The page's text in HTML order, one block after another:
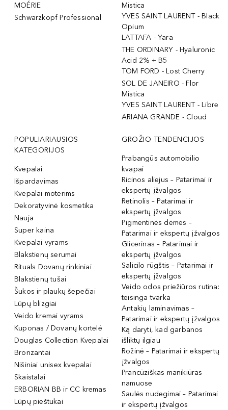
MOÉRIE
Schwarzkopf Professional
Mistica
YVES SAINT LAURENT - Black
Opium
LATTAFA - Yara
THE ORDINARY - Hyaluronic
Acid 2% + B5
TOM FORD - Lost Cherry
SOL DE JANEIRO - Flor
Mistica
YVES SAINT LAURENT - Libre
ARIANA GRANDE - Cloud
POPULIARIAUSIOS
KATEGORIJOS
Kvepalai
Išpardavimas
Kvepalai moterims
Dekoratyvinė kosmetika
Nauja
Super kaina
Kvepalai vyrams
Blakstienų serumai
Rituals Dovanų rinkiniai
Blakstienų tušai
Šukos ir plaukų šepečiai
Lūpų blizgiai
Veido kremai vyrams
Kuponas / Dovanų kortelė
Douglas Collection Kvepalai
Bronzantai
Nišiniai unisex kvepalai
Skaistalai
ERBORIAN BB ir CC kremas
Lūpų pieštukai
GROŽIO TENDENCIJOS
Prabangūs automobilio
kvapai
Ricinos aliejus – Patarimai ir
ekspertų įžvalgos
Retinolis – Patarimai ir
ekspertų įžvalgos
Pigmentinės dėmės –
Patarimai ir ekspertų įžvalgos
Glicerinas – Patarimai ir
ekspertų įžvalgos
Salicilo rūgštis – Patarimai ir
ekspertų įžvalgos
Veido odos priežiūros rutina:
teisinga tvarka
Antakių laminavimas –
Patarimai ir ekspertų įžvalgos
Ką daryti, kad garbanos
išliktų ilgiau
Rožinė – Patarimai ir ekspertų
įžvalgos
Prancūziškas manikiūras
namuose
Saulės nudegimai – Patarimai
ir ekspertų įžvalgos